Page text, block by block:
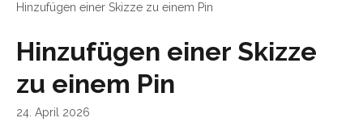
Hinzufügen einer Skizze zu einem Pin
Hinzufügen einer Skizze
zu einem Pin
24. April 2026